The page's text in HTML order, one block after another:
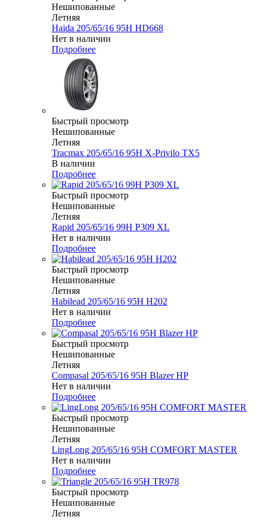
Нешипованные
Летняя
Haida 205/65/16 95H HD668
Нет в наличии
Подробнее
Быстрый просмотр
Нешипованные
Летняя
Tracmax 205/65/16 95H X-Privilo TX5
В наличии
Подробнее
Быстрый просмотр
Нешипованные
Летняя
Rapid 205/65/16 99H P309 XL
Нет в наличии
Подробнее
Быстрый просмотр
Нешипованные
Летняя
Habilead 205/65/16 95H H202
Нет в наличии
Подробнее
Быстрый просмотр
Нешипованные
Летняя
Compasal 205/65/16 95H Blazer HP
Нет в наличии
Подробнее
Быстрый просмотр
Нешипованные
Летняя
LingLong 205/65/16 95H COMFORT MASTER
Нет в наличии
Подробнее
Быстрый просмотр
Нешипованные
Летняя